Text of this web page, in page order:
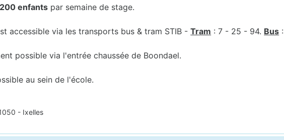
enfants par semaine de stage.
accessible via les transports bus & tram STIB -Tram : 7 - 25 - 94. Bus
possible via l'entrée chaussée de Boondael.
au sein de l'école.
- Ixelles